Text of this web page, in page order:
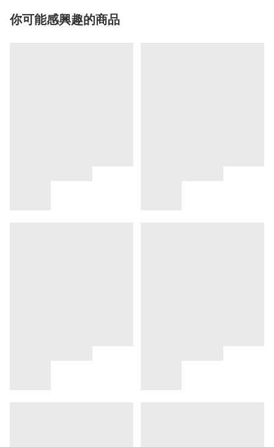
你可能感興趣的商品